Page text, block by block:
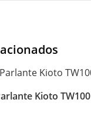
Kioto TW100